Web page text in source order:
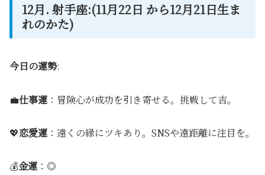
12月. 射手座:(11月22日 から12月21日生ま
れのかた)
今日の運勢:
💼仕事運 ：冒険心が成功を引き寄せる。挑戦して吉。
💖恋愛運 ：遠くの縁にツキあり。SNSや遠距離に注目を。
💰金運 ：◎